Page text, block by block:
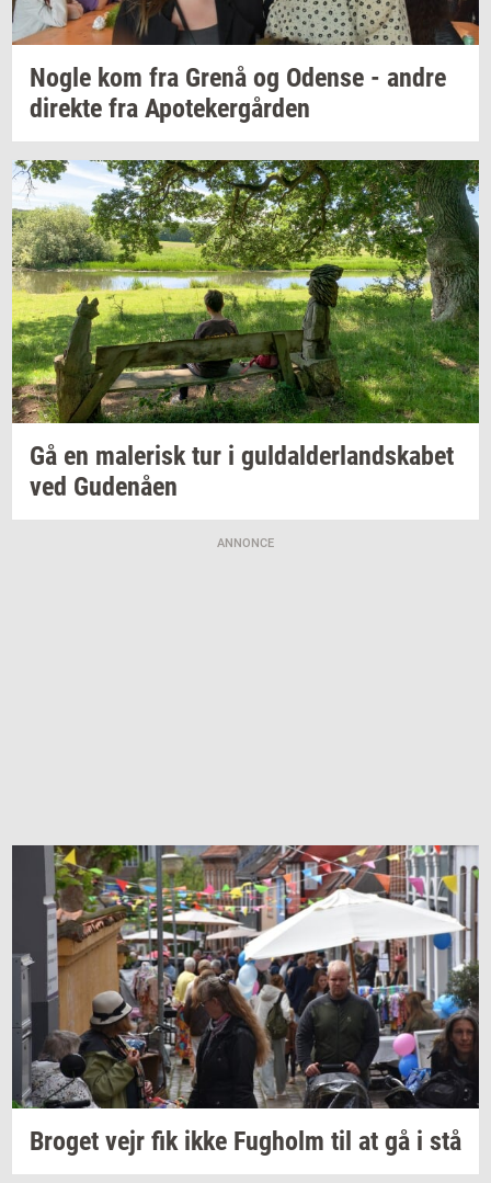
Nogle kom fra Grenå og Oden­se - andre
di­rek­te fra Apo­te­ker­går­den
Gå en ma­le­risktur i gul­dal­der­land­ska­bet
ved Gu­denå­en
ANNONCE
Bro­get vejr fik ikke Fug­holm til at gå i stå